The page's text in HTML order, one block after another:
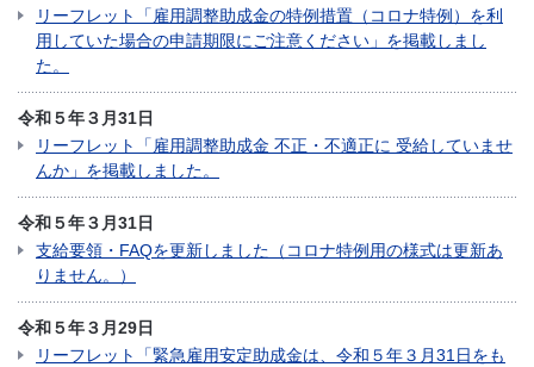
リーフレット「雇用調整助成金の特例措置（コロナ特例）を利
用していた場合の申請期限にご注意ください」を掲載しまし
た。
令和５年３月31日
リーフレット「雇用調整助成金 不正・不適正に 受給していませ
んか」を掲載しました。
令和５年３月31日
支給要領・FAQを更新しました（コロナ特例用の様式は更新あ
りません。）
令和５年３月29日
リーフレット「緊急雇用安定助成金は、令和５年３月31日をも